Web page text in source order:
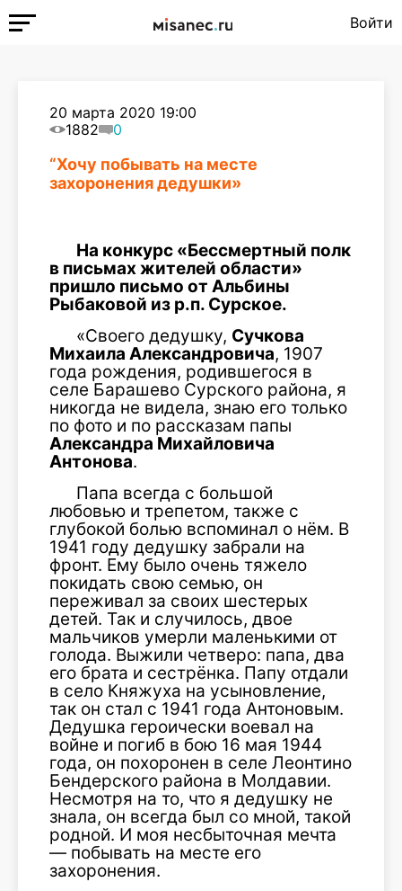
Войти
20 марта 2020 19:00
1882
0
“Хочу побывать на месте
захоронения дедушки»
На конкурс «Бессмертный полк
в письмах жителей области»
пришло письмо от Альбины
Рыбаковой из р.п. Сурское.
«Своего дедушку, Сучкова
Михаила Александровича, 1907
года рождения, родившегося в
селе Барашево Сурского района, я
никогда не видела, знаю его только
по фото и по рассказам папы
Александра Михайловича
Антонова.
Папа всегда с большой
любовью и трепетом, также с
глубокой болью вспоминал о нём. В
1941 году дедушку забрали на
фронт. Ему было очень тяжело
покидать свою семью, он
переживал за своих шестерых
детей. Так и случилось, двое
мальчиков умерли маленькими от
голода. Выжили четверо: папа, два
его брата и сестрёнка. Папу отдали
в село Княжуха на усыновление,
так он стал с 1941 года Антоновым.
Дедушка героически воевал на
войне и погиб в бою 16 мая 1944
года, он похоронен в селе Леонтино
Бендерского района в Молдавии.
Несмотря на то, что я дедушку не
знала, он всегда был со мной, такой
родной. И моя несбыточная мечта
— побывать на месте его
захоронения.